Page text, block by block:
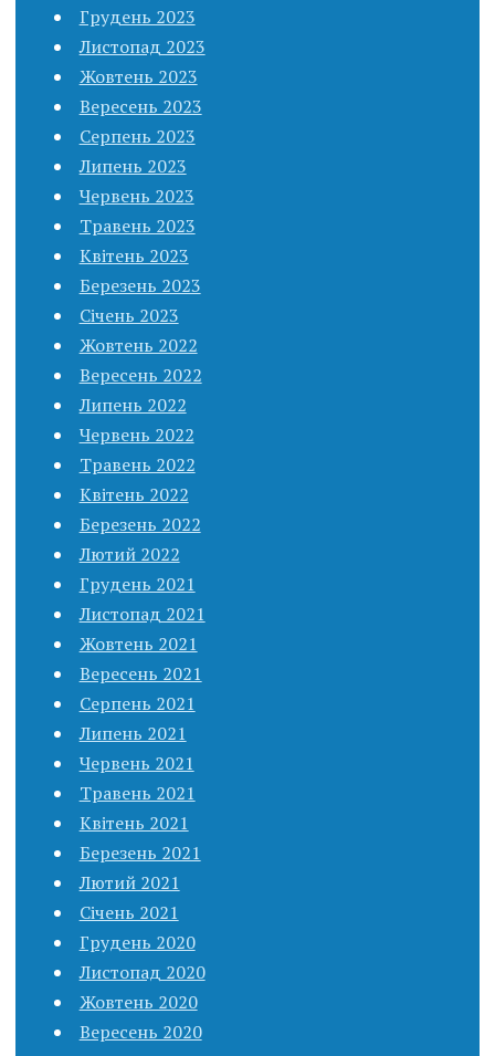
Грудень 2023
Листопад 2023
Жовтень 2023
Вересень 2023
Серпень 2023
Липень 2023
Червень 2023
Травень 2023
Квітень 2023
Березень 2023
Січень 2023
Жовтень 2022
Вересень 2022
Липень 2022
Червень 2022
Травень 2022
Квітень 2022
Березень 2022
Лютий 2022
Грудень 2021
Листопад 2021
Жовтень 2021
Вересень 2021
Серпень 2021
Липень 2021
Червень 2021
Травень 2021
Квітень 2021
Березень 2021
Лютий 2021
Січень 2021
Грудень 2020
Листопад 2020
Жовтень 2020
Вересень 2020